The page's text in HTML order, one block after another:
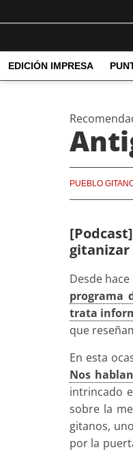
EDICIÓN IMPRESA
PUEBLO
Desde
programa
trata
que
En esta
Nos
intrincado
sobre la
gitanos,
por la